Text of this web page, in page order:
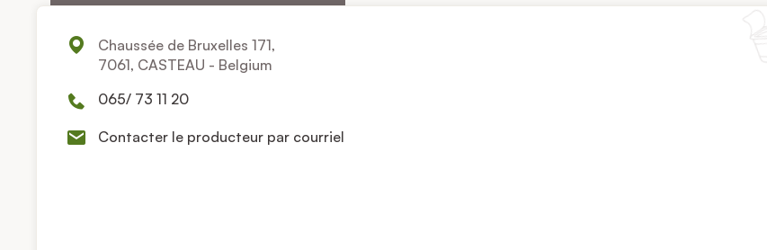
Chaussée de Bruxelles 171,
7061, CASTEAU - Belgium
065/ 73 11 20
Contacter le producteur par courriel